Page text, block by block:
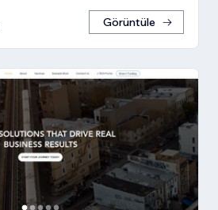
Görüntüle